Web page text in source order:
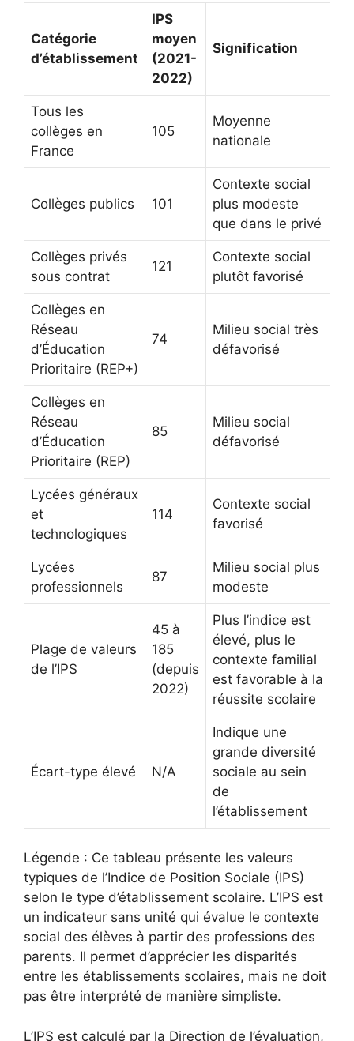
Catégorie
d’établissement
IPS
moyen
(2021-
2022)
Signification
Tous les
collèges en
France
105
Moyenne
nationale
Collèges publics 101
Contexte social
plus modeste
que dans le privé
Collèges privés
sous contrat
121
Contexte social
plutôt favorisé
Collèges en
Réseau
d’Éducation
Prioritaire (REP+)
74
Milieu social très
défavorisé
Collèges en
Réseau
d’Éducation
Prioritaire (REP)
85
Milieu social
défavorisé
Lycées généraux
et
technologiques
114
Contexte social
favorisé
Lycées
professionnels
87
Milieu social plus
modeste
Plage de valeurs
de l’IPS
45 à
185
(depuis
2022)
Plus l’indice est
élevé, plus le
contexte familial
est favorable à la
réussite scolaire
Écart-type élevé N/A
Indique une
grande diversité
sociale au sein
de
l’établissement
Légende : Ce tableau présente les valeurs
typiques de l’Indice de Position Sociale (IPS)
selon le type d’établissement scolaire. L’IPS est
un indicateur sans unité qui évalue le contexte
social des élèves à partir des professions des
parents. Il permet d’apprécier les disparités
entre les établissements scolaires, mais ne doit
pas être interprété de manière simpliste.
L’IPS est calculé par la Direction de l’évaluation,